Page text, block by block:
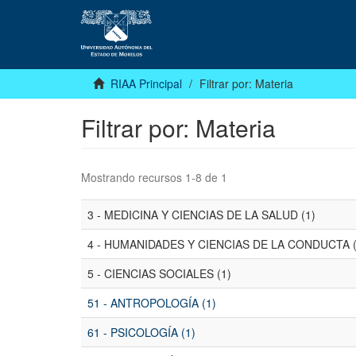
RIAA Principal Filtrar por: Materia
Filtrar por: Materia
Mostrando recursos 1-8 de 1
3 - MEDICINA Y CIENCIAS DE LA SALUD (1)
4 - HUMANIDADES Y CIENCIAS DE LA CONDUCTA
5 - CIENCIAS SOCIALES (1)
51 - ANTROPOLOGÍA (1)
61 - PSICOLOGÍA (1)